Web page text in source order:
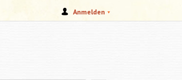
Anmelden